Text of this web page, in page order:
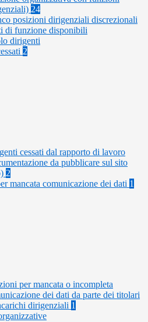
24
posizioni dirigenziali discrezionali
di funzione disponibili
dirigenti
2
cessati dal rapporto di lavoro
da pubblicare sul sito
2
mancata comunicazione dei dati 1
per mancata o incompleta
dei dati da parte dei titolari
dirigenziali 1